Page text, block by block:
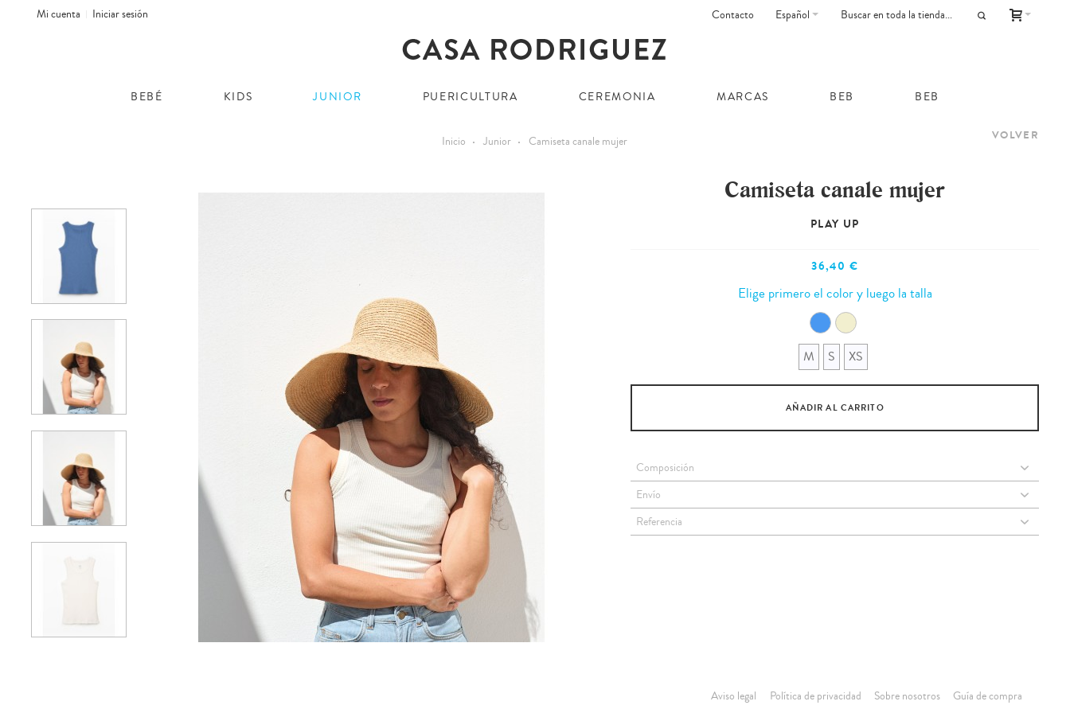
Mi cuenta Iniciar sesión Español
Contacto
BEBÉ KIDS JUNIOR PUERICULTURA CEREMONIA MARCAS BEB BEB
Inicio Junior Camiseta canale mujer VOLVER
Camiseta canale mujer
PLAY UP
36,40 €
Elige primero el color y luego la talla
M S XS
AÑADIR AL CARRITO
Composición
Envío
Referencia
Aviso legal Política de privacidad Sobre nosotros Guía de compra